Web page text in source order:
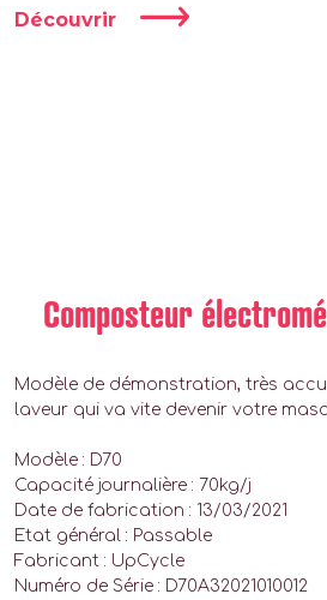
Découvrir
Composteur
Modèle de démonstration, très
laveur qui va vite devenir votre
Modèle : D70
Capacité journalière : 70kg/j
Date de fabrication : 13/03/2021
Etat général : Passable
Fabricant : UpCycle
Numéro de Série : D70A32021010012